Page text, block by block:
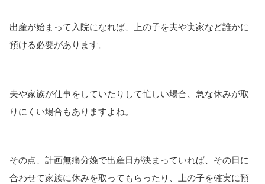
出産が始まって入院になれば、上の子を夫や実家など誰かに
預ける必要があります。
夫や家族が仕事をしていたりして忙しい場合、急な休みが取
りにくい場合もありますよね。
その点、計画無痛分娩で出産日が決まっていれば、その日に
合わせて家族に休みを取ってもらったり、上の子を確実に預